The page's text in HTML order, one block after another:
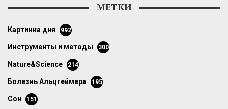
МЕТКИ
картинка дня 992
инструменты и методы 300
Nature&Science 214
болезнь Альцгеймера 195
сон 151